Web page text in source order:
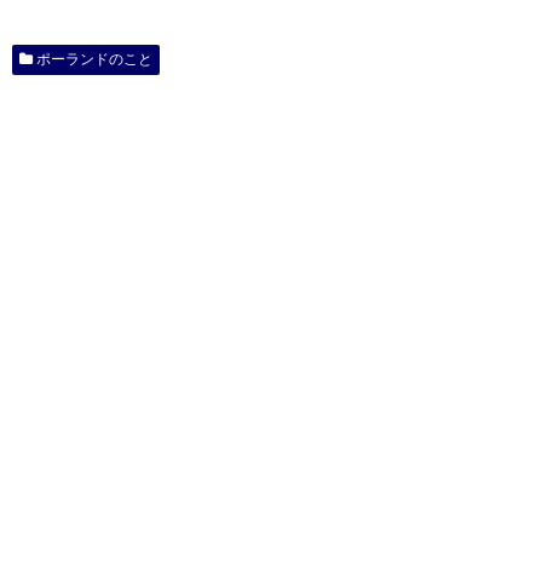
ポーランドのこと